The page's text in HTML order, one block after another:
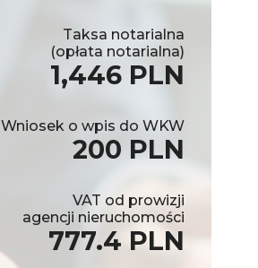
Taksa notarialna
(opłata notarialna)
1,446 PLN
Wniosek o wpis do WKW
200 PLN
VAT od prowizji
agencji nieruchomości
777.4 PLN